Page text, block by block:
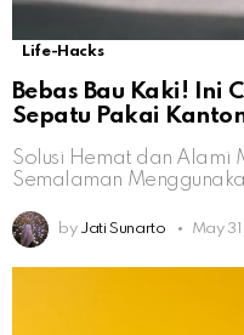
Life-Hacks
Bebas Bau Kaki! Ini
Sepatu Pakai
Solusi Hemat dan Alami
Semalaman
by Jati Sunarto May